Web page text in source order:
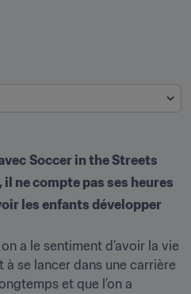
Soccer in the Streets
il ne compte pas ses heures
les enfants développer
a le sentiment d’avoir la vie
se lancer dans une carrière
et que l’on a